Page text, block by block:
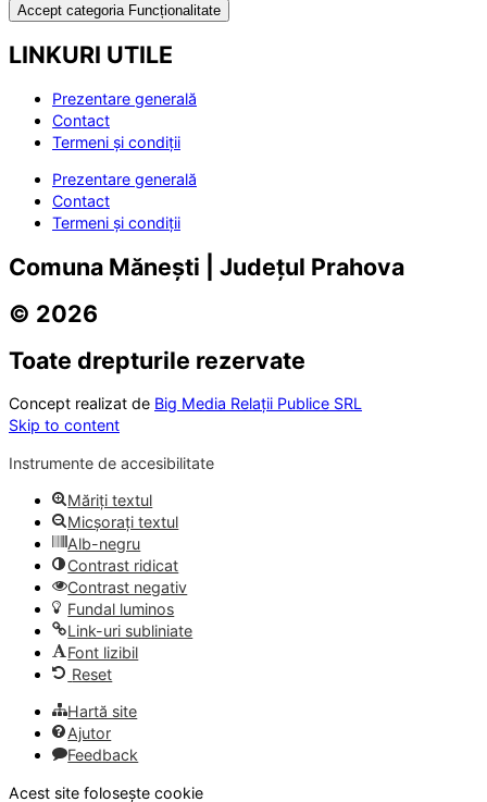
Accept categoria Funcționalitate
LINKURI UTILE
Prezentare generală
Contact
Termeni și condiții
Prezentare generală
Contact
Termeni și condiții
Comuna Mănești | Județul Prahova
© 2026
Toate drepturile rezervate
Concept realizat de Big Media Relații Publice SRL
Skip to content
Instrumente de accesibilitate
Măriți textul
Micșorați textul
Alb-negru
Contrast ridicat
Contrast negativ
Fundal luminos
Link-uri subliniate
Font lizibil
Reset
Hartă site
Ajutor
Feedback
Acest site folosește cookie